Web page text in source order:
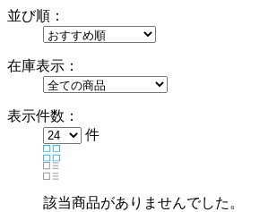
並び順：
在庫表示：
表示件数：
件
該当商品がありませんでした。